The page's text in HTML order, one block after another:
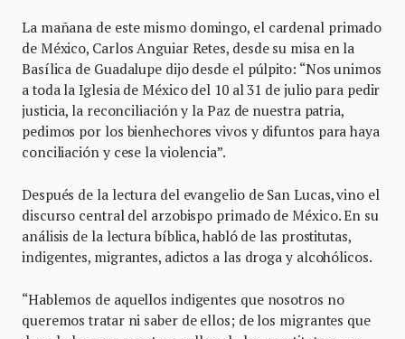
La mañana de este mismo domingo, el cardenal primado
de México, Carlos Anguiar Retes, desde su misa en la
Basílica de Guadalupe dijo desde el púlpito: “Nos unimos
a toda la Iglesia de México del 10 al 31 de julio para pedir
justicia, la reconciliación y la Paz de nuestra patria,
pedimos por los bienhechores vivos y difuntos para haya
conciliación y cese la violencia”.
Después de la lectura del evangelio de San Lucas, vino el
discurso central del arzobispo primado de México. En su
análisis de la lectura bíblica, habló de las prostitutas,
indigentes, migrantes, adictos a las droga y alcohólicos.
“Hablemos de aquellos indigentes que nosotros no
queremos tratar ni saber de ellos; de los migrantes que